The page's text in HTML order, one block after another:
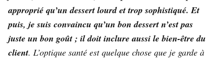
approprié qu’un dessert lourd et trop sophistiqué. Et
puis, je suis convaincu qu’un bon dessert n’est pas
juste un bon goût ; il doit inclure aussi le bien-être du
client. L’optique santé est quelque chose que je garde à